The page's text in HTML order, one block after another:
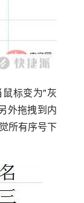
标变为"灰
外拖拽到内
所有序号下